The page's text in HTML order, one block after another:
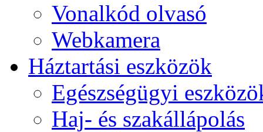
Vonalkód olvasó
Webkamera
Háztartási eszközök
Egészségügyi
Haj- és szakállápolás